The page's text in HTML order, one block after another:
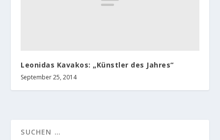
Leonidas Kavakos: „Künstler des Jahres“
September 25, 2014